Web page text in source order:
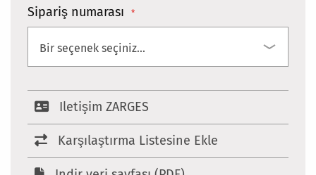
Sipariş numarası
Iletişim ZARGES
Karşılaştırma Listesine Ekle